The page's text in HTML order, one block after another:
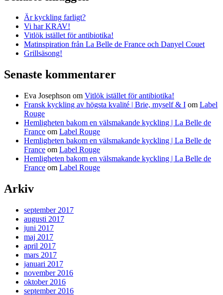
Är kyckling farligt?
Vi har KRAV!
Vitlök istället för antibiotika!
Matinspiration från La Belle de France och Danyel Couet
Grillsäsong!
Senaste kommentarer
Eva Josephson om Vitlök istället för antibiotika!
Fransk kyckling av högsta kvalité | Brie, myself & I om Label
Rouge
Hemligheten bakom en välsmakande kyckling | La Belle de
France om Label Rouge
Hemligheten bakom en välsmakande kyckling | La Belle de
France om Label Rouge
Hemligheten bakom en välsmakande kyckling | La Belle de
France om Label Rouge
Arkiv
september 2017
augusti 2017
juni 2017
maj 2017
april 2017
mars 2017
januari 2017
november 2016
oktober 2016
september 2016